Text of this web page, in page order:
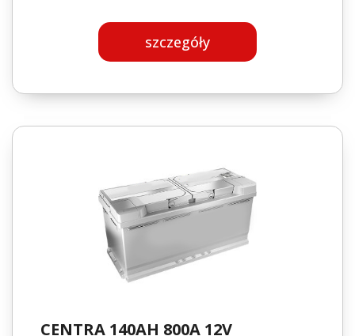
szczegóły
CENTRA 140AH 800A 12V